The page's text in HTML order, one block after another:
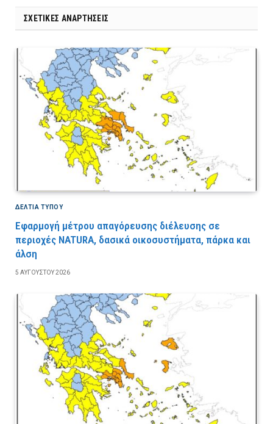
ΣΧΕΤΙΚΈΣ ΑΝΑΡΤΉΣΕΙΣ
ΔΕΛΤΙΑ ΤΥΠΟΥ
Εφαρμογή μέτρου απαγόρευσης διέλευσης σε
περιοχές NATURA, δασικά οικοσυστήματα, πάρκα και
άλση
5 ΑΥΓΟΎΣΤΟΥ 2026